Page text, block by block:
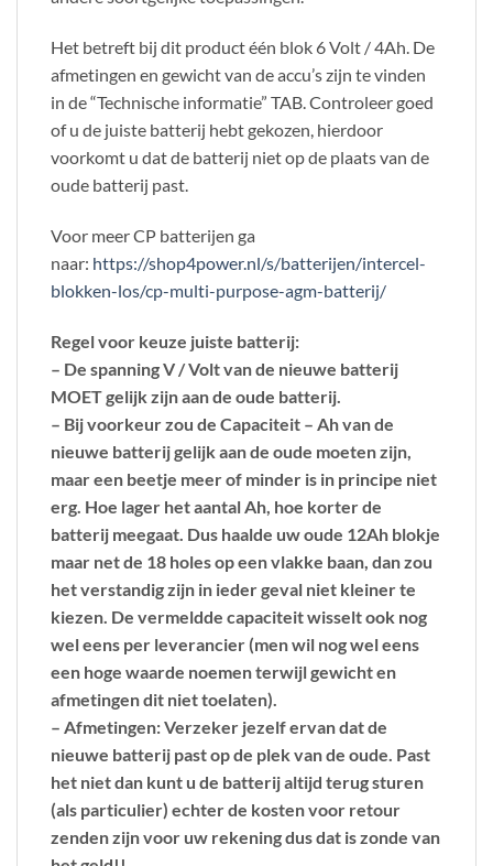
Het betreft bij dit product één blok 6 Volt / 4Ah. De
afmetingen en gewicht van de accu’s zijn te vinden
in de “Technische informatie” TAB. Controleer goed
of u de juiste batterij hebt gekozen, hierdoor
voorkomt u dat de batterij niet op de plaats van de
oude batterij past.
Voor meer CP batterijen ga
naar: https://shop4power.nl/s/batterijen/intercel-
blokken-los/cp-multi-purpose-agm-batterij/
Regel voor keuze juiste batterij:
– De spanning V / Volt van de nieuwe batterij
MOET gelijk zijn aan de oude batterij.
– Bij voorkeur zou de Capaciteit – Ah van de
nieuwe batterij gelijk aan de oude moeten zijn,
maar een beetje meer of minder is in principe niet
erg. Hoe lager het aantal Ah, hoe korter de
batterij meegaat. Dus haalde uw oude 12Ah blokje
maar net de 18 holes op een vlakke baan, dan zou
het verstandig zijn in ieder geval niet kleiner te
kiezen. De vermeldde capaciteit wisselt ook nog
wel eens per leverancier (men wil nog wel eens
een hoge waarde noemen terwijl gewicht en
afmetingen dit niet toelaten).
– Afmetingen: Verzeker jezelf ervan dat de
nieuwe batterij past op de plek van de oude. Past
het niet dan kunt u de batterij altijd terug sturen
(als particulier) echter de kosten voor retour
zenden zijn voor uw rekening dus dat is zonde van